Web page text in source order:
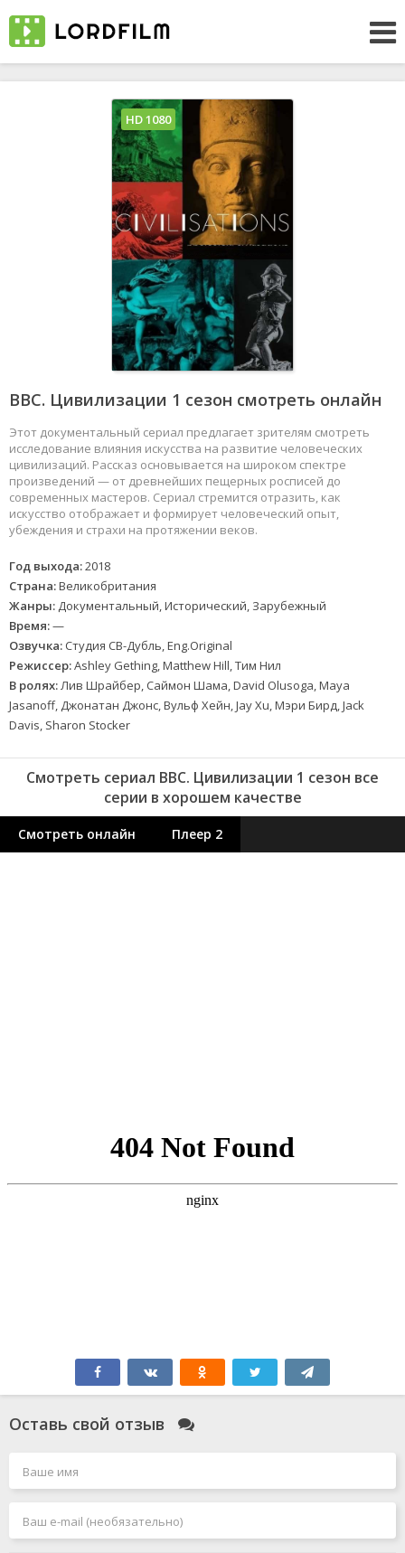
BBC. Цивилизации 1 сезон смотреть онлайн
Этот документальный сериал предлагает зрителям смотреть
исследование влияния искусства на развитие человеческих
цивилизаций. Рассказ основывается на широком спектре
произведений — от древнейших пещерных росписей до
современных мастеров. Сериал стремится отразить, как
искусство отображает и формирует человеческий опыт,
убеждения и страхи на протяжении веков.
Год выхода:2018
Страна:Великобритания
Жанры: Документальный, Исторический, Зарубежный
Время:—
Озвучка: Студия СВ-Дубль, Eng.Original
Режиссер:Ashley Gething, Matthew Hill, Тим Нил
В ролях:Лив Шрайбер, Саймон Шама, David Olusoga, Maya
Jasanoff, Джонатан Джонс, Вульф Хейн, Jay Xu, Мэри Бирд, Jack
Davis, Sharon Stocker
HD 1080
Смотреть сериал BBC. Цивилизации 1 сезон все
серии в хорошем качестве
Смотреть онлайн Плеер 2
Оставь свой отзыв